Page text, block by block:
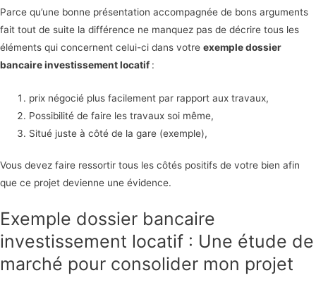
Parce qu’une bonne présentation accompagnée de bons arguments
fait tout de suite la différence ne manquez pas de décrire tous les
éléments qui concernent celui-ci dans votre exemple dossier
bancaire investissement locatif :
prix négocié plus facilement par rapport aux travaux,
Possibilité de faire les travaux soi même,
Situé juste à côté de la gare (exemple),
Vous devez faire ressortir tous les côtés positifs de votre bien afin
que ce projet devienne une évidence.
Exemple dossier bancaire
investissement locatif : Une étude de
marché pour consolider mon projet